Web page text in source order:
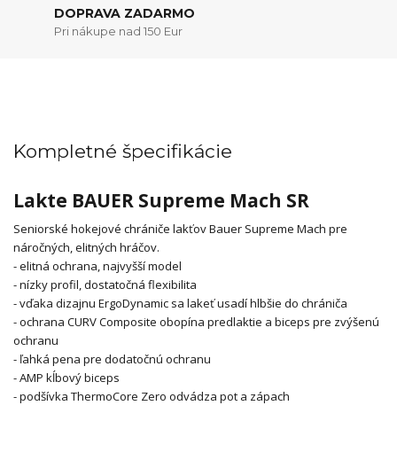
DOPRAVA ZADARMO
Pri nákupe nad 150 Eur
Kompletné špecifikácie
Lakte BAUER Supreme Mach SR
Seniorské hokejové chrániče lakťov Bauer Supreme Mach pre
náročných, elitných hráčov.
- elitná ochrana, najvyšší model
- nízky profil, dostatočná flexibilita
- vďaka dizajnu ErgoDynamic sa lakeť usadí hlbšie do chrániča
- ochrana CURV Composite obopína predlaktie a biceps pre zvýšenú
ochranu
- ľahká pena pre dodatočnú ochranu
- AMP kĺbový biceps
- podšívka ThermoCore Zero odvádza pot a zápach